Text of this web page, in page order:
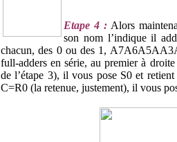
Etape 4 :Alors
son nom l’indique il
chacun, des 0 ou des 1,
full-adders en série, au premier à
de l’étape 3), il vous pose S0 et
C=R0 (la retenue, justement), il vous